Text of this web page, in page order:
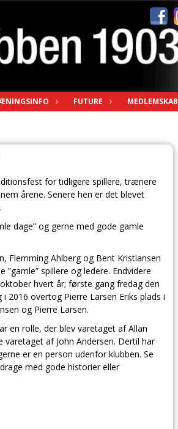
FUTURE MEDLEMSKAB
for tidligere spillere, trænere
årene. Senere hen er det blevet
dage” og gerne med gode gamle
Flemming Ahlberg og Bent Kristiansen
spillere og ledere. Endvidere
hvert år; første gang fredag den
2016 overtog Pierre Larsen Eriks plads i
og Pierre Larsen.
en rolle, der blev varetaget af Allan
af John Andersen. Dertil har
er en person udenfor klubben. Se
med gode historier eller